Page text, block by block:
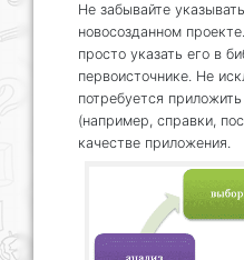
Не забывайте
новосозданном
просто указать его в
первоисточнике. Не
потребуется
(например, справки,
качестве приложения.